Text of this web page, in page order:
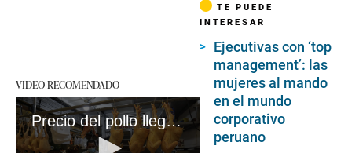
VIDEO RECOMENDADO
Precio del pollo llega hasta casi S/12 #VideosEC
TE PUEDE
INTERESAR
Ejecutivas con ‘top
management’: las
mujeres al mando
en el mundo
corporativo
peruano